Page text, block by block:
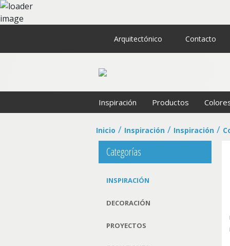
Arquitectónico Contacto
Inspiración Productos
Inicio Inspiración Inspiración
Categorías
INSPIRACIÓN
DECORACIÓN
PROYECTOS